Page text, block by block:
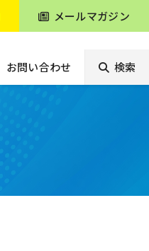
メールマガジン
お問い合わせ 検索